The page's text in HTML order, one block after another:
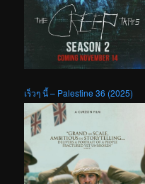
เร็วๆ นี้ – Palestine 36 (2025)